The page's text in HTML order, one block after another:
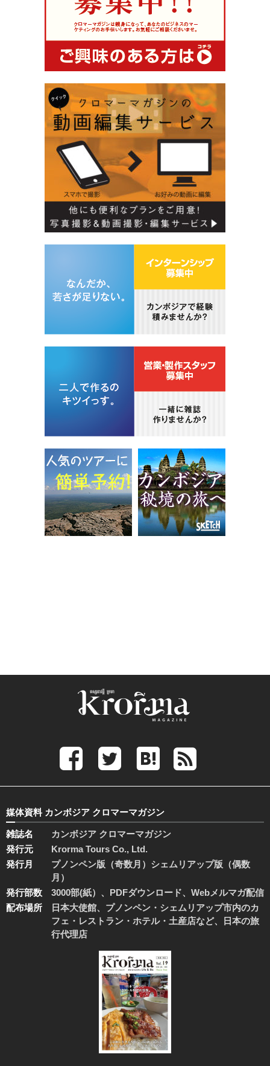
媒体資料 カンボジア クロマーマガジン
雑誌名
カンボジア クロマーマガジン
発行元
Krorma Tours Co., Ltd.
発行月
プノンペン版（奇数月）シェムリアップ版（偶数
月）
発行部数
3000部(紙）、PDFダウンロード、Webメルマガ配信
配布場所
日本大使館、プノンペン・シェムリアップ市内のカ
フェ・レストラン・ホテル・土産店など、日本の旅
行代理店